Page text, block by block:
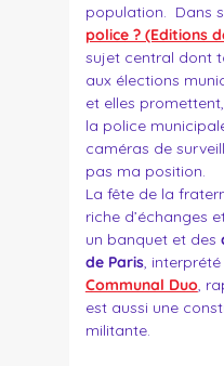
population. Dans
police ? (Editions
sujet central dont
aux élections
et elles
la police
caméras de
pas ma position.
La fête de la
riche d’échanges
un banquet et des
de Paris,
Communal Duo,
est aussi une
militante.